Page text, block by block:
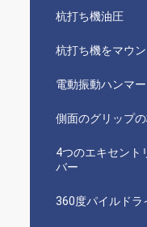
杭打ち機油圧
杭打ち機をマウン
電動振動ハンマー
側面のグリップ
4つのエキセント
バー
360度パイルドラ